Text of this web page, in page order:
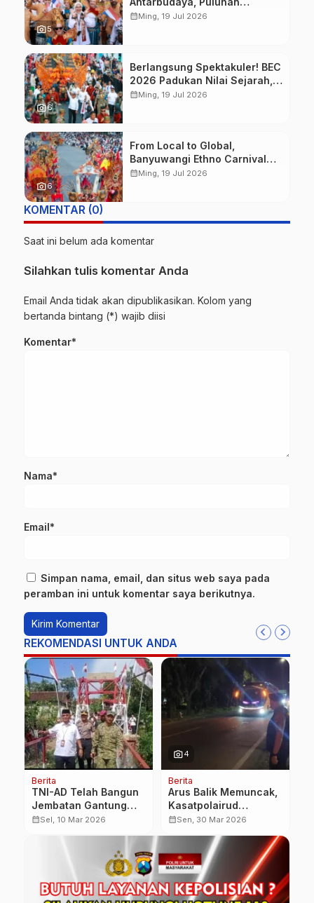
photo_camera5
Wisatawan Mancanegara
calendar_monthMing, 19 Jul 2026
photo_camera6
Berlangsung Spektakuler! BEC
2026 Padukan Nilai Sejarah,
Budaya, dan Fashion Berkelas
calendar_monthMing, 19 Jul 2026
photo_camera6
From Local to Global,
Banyuwangi Ethno Carnival
Buktikan Budaya Lokal Mampu
calendar_monthMing, 19 Jul 2026
KOMENTAR (0)
Saat ini belum ada komentar
Silahkan tulis komentar Anda
Email Anda tidak akan dipublikasikan. Kolom yang
bertanda bintang (*) wajib diisi
Komentar*
Nama*
Email*
Simpan nama, email, dan situs web saya pada
peramban ini untuk komentar saya berikutnya.
REKOMENDASI UNTUK ANDA
Berita
TNI-AD Telah Bangun
Jembatan Gantung
Perintis Garuda
Banyuwangi,Permudah
Akses Mobilitas
Pelajar dan
Perekonomian Warga
calendar_monthSel, 10 Mar 2026
photo_camera4
Berita
Arus Balik Memuncak,
Kasatpolairud
Banyuwangi Turun
Kemacetan Parah di
Jalur Ketapang
calendar_monthSen, 30 Mar 2026